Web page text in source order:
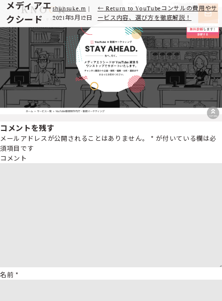
メディアエ
クシード
shunsuke.m |
2021年3月12日
← Return to YouTubeコンサルの費用やサ
ービス内容、選び方を徹底解説！
コメントを残す
メールアドレスが公開されることはありません。 * が付いている欄は必
須項目です
コメント
名前 *